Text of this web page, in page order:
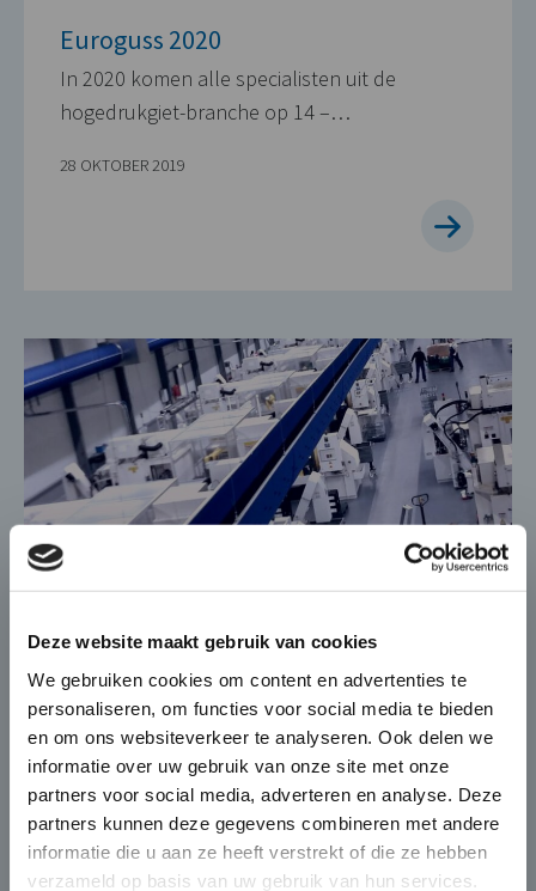
Deze website maakt gebruik van cookies
We gebruiken cookies om content en advertenties te
personaliseren, om functies voor social media te bieden
en om ons websiteverkeer te analyseren. Ook delen we
informatie over uw gebruik van onze site met onze
partners voor social media, adverteren en analyse. Deze
partners kunnen deze gegevens combineren met andere
informatie die u aan ze heeft verstrekt of die ze hebben
verzameld op basis van uw gebruik van hun services.
Euroguss 2020
In 2020 komen alle specialisten uit de
hogedrukgiet-branche op 14 –…
28 OKTOBER 2019
BUVO verhuizingen en uitbreidingen
Het is een drukte van belang bij BUVO 4.0: Na
de…
7 NOVEMBER 2018
Mobility
De automobiel markt verandert
snel en BUVO Castings speelt hier
naadloos op in met haar
complexe en high end gietdelen
die zorgen voor
gewichtsbesparing én
×